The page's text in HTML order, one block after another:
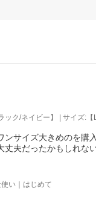
品・サービスをご提供でき
じられる頃でございます。
いませ。
ック/ネイビー】 | サイズ:【
ンサイズ大きめのを購
丈夫だったかもしれな
い｜はじめて